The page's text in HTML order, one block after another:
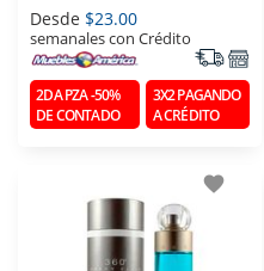
Desde $23.00
semanales con Crédito
2DA PZA -50%
DE CONTADO
3X2 PAGANDO
A CRÉDITO
favorite